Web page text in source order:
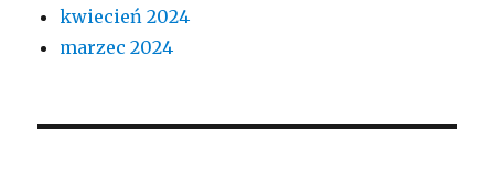
kwiecień 2024
marzec 2024